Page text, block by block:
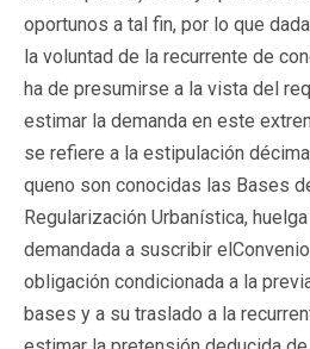
oportunos a tal fin, por lo que
la voluntad de la recurrente de
ha de presumirse a la vista del
estimar la demanda en este
se refiere a la estipulación
queno son conocidas las Bases
Regularización Urbanística,
demandada a suscribir
obligación condicionada a la
bases y a su traslado a la